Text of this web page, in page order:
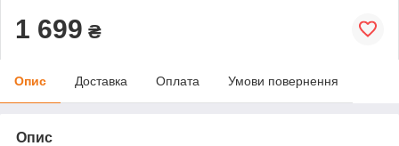
1 699 ₴
Опис Доставка Оплата Умови повернення
Опис